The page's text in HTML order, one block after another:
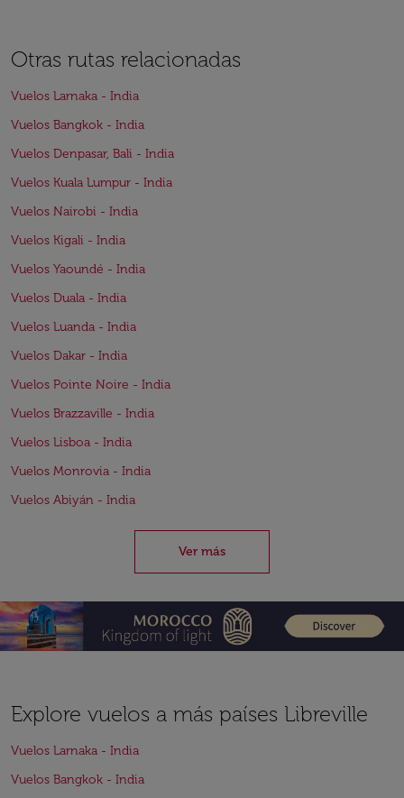
Otras rutas relacionadas
Vuelos Larnaka - India
Vuelos Bangkok - India
Vuelos Denpasar, Bali - India
Vuelos Kuala Lumpur - India
Vuelos Nairobi - India
Vuelos Kigali - India
Vuelos Yaoundé - India
Vuelos Duala - India
Vuelos Luanda - India
Vuelos Dakar - India
Vuelos Pointe Noire - India
Vuelos Brazzaville - India
Vuelos Lisboa - India
Vuelos Monrovia - India
Vuelos Abiyán - India
Ver más
Explore vuelos a más países Libreville
Vuelos Larnaka - India
Vuelos Bangkok - India